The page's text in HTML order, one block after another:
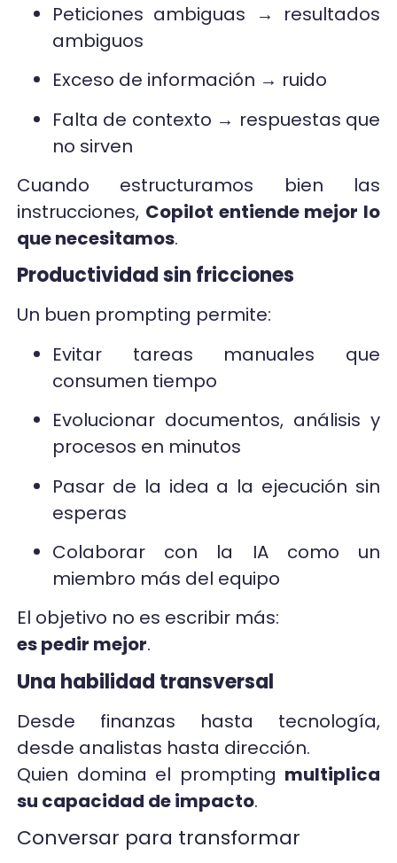
Peticiones ambiguas → resultados
ambiguos
Exceso de información → ruido
Falta de contexto → respuestas que
no sirven
Cuando estructuramos bien las
instrucciones, Copilot entiende mejor lo
que necesitamos.
Productividad sin fricciones
Un buen prompting permite:
Evitar tareas manuales que
consumen tiempo
Evolucionar documentos, análisis y
procesos en minutos
Pasar de la idea a la ejecución sin
esperas
Colaborar con la IA como un
miembro más del equipo
El objetivo no es escribir más:
es pedir mejor.
Una habilidad transversal
Desde finanzas hasta tecnología,
desde analistas hasta dirección.
Quien domina el prompting multiplica
su capacidad de impacto.
Conversar para transformar